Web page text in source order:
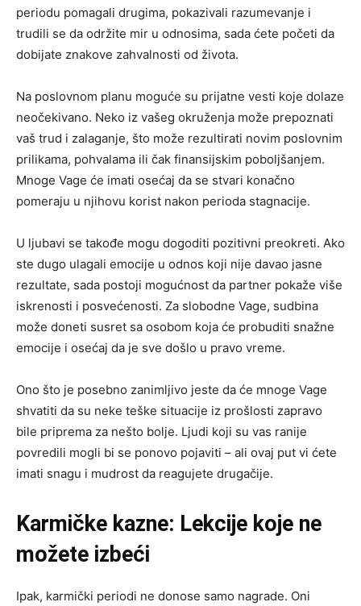
periodu pomagali drugima, pokazivali razumevanje i
trudili se da održite mir u odnosima, sada ćete početi da
dobijate znakove zahvalnosti od života.
Na poslovnom planu moguće su prijatne vesti koje dolaze
neočekivano. Neko iz vašeg okruženja može prepoznati
vaš trud i zalaganje, što može rezultirati novim poslovnim
prilikama, pohvalama ili čak finansijskim poboljšanjem.
Mnoge Vage će imati osećaj da se stvari konačno
pomeraju u njihovu korist nakon perioda stagnacije.
U ljubavi se takođe mogu dogoditi pozitivni preokreti. Ako
ste dugo ulagali emocije u odnos koji nije davao jasne
rezultate, sada postoji mogućnost da partner pokaže više
iskrenosti i posvećenosti. Za slobodne Vage, sudbina
može doneti susret sa osobom koja će probuditi snažne
emocije i osećaj da je sve došlo u pravo vreme.
Ono što je posebno zanimljivo jeste da će mnoge Vage
shvatiti da su neke teške situacije iz prošlosti zapravo
bile priprema za nešto bolje. Ljudi koji su vas ranije
povredili mogli bi se ponovo pojaviti – ali ovaj put vi ćete
imati snagu i mudrost da reagujete drugačije.
Karmičke kazne: Lekcije koje ne
možete izbeći
Ipak, karmički periodi ne donose samo nagrade. Oni